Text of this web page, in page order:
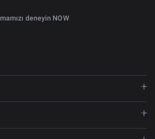
deneyin NOW